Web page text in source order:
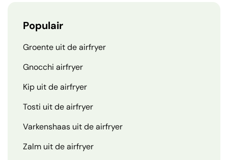
Populair
Groente uit de airfryer
Gnocchi airfryer
Kip uit de airfryer
Tosti uit de airfryer
Varkenshaas uit de airfryer
Zalm uit de airfryer